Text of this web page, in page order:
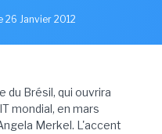
26 Janvier 2012
du Brésil, qui ouvrira
mondial, en mars
Merkel. L'accent